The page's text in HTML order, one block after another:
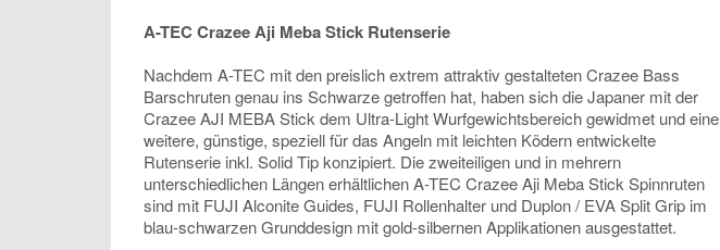
A-TEC Crazee Aji Meba Stick Rutenserie
Nachdem A-TEC mit den preislich extrem attraktiv gestalteten Crazee Bass
Barschruten genau ins Schwarze getroffen hat, haben sich die Japaner mit der
Crazee AJI MEBA Stick dem Ultra-Light Wurfgewichtsbereich gewidmet und eine
weitere, günstige, speziell für das Angeln mit leichten Ködern entwickelte
Rutenserie inkl. Solid Tip konzipiert. Die zweiteiligen und in mehrern
unterschiedlichen Längen erhältlichen A-TEC Crazee Aji Meba Stick Spinnruten
sind mit FUJI Alconite Guides, FUJI Rollenhalter und Duplon / EVA Split Grip im
blau-schwarzen Grunddesign mit gold-silbernen Applikationen ausgestattet.